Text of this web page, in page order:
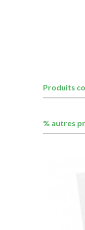
Produits
% autres